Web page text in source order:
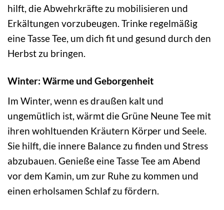
hilft, die Abwehrkräfte zu mobilisieren und
Erkältungen vorzubeugen. Trinke regelmäßig
eine Tasse Tee, um dich fit und gesund durch den
Herbst zu bringen.
Winter: Wärme und Geborgenheit
Im Winter, wenn es draußen kalt und
ungemütlich ist, wärmt die Grüne Neune Tee mit
ihren wohltuenden Kräutern Körper und Seele.
Sie hilft, die innere Balance zu finden und Stress
abzubauen. Genieße eine Tasse Tee am Abend
vor dem Kamin, um zur Ruhe zu kommen und
einen erholsamen Schlaf zu fördern.